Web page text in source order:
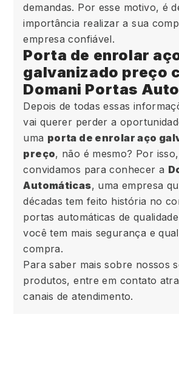
demandas. Por esse motivo, é
importância realizar a sua
empresa confiável.
Porta de enrolar
galvanizado preço
Domani Portas
Depois de todas essas
vai querer perder a
uma porta de enrolar aço
preço, não é mesmo? Por
convidamos para conhecer a
Automáticas, uma empresa
décadas tem feito história no
portas automáticas de
você tem mais segurança e
compra.
Para saber mais sobre nossos
produtos, entre em contato
canais de atendimento.